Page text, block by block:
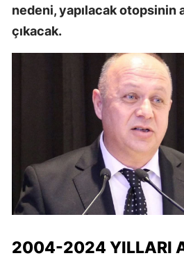
nedeni, yapılacak otopsinin
çıkacak.
2004-2024 YILLARI